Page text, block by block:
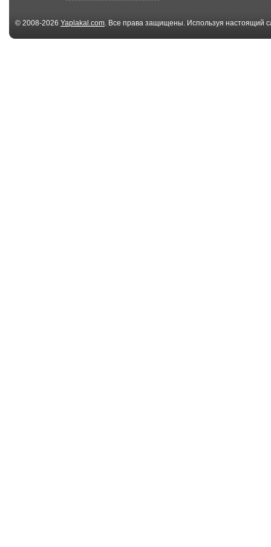
© 2008-2026 Yaplakal.com. Все права защищены. Используя настоящий